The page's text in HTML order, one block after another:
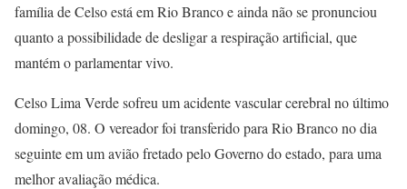
família de Celso está em Rio Branco e ainda não se pronunciou
quanto a possibilidade de desligar a respiração artificial, que
mantém o parlamentar vivo.
Celso Lima Verde sofreu um acidente vascular cerebral no último
domingo, 08. O vereador foi transferido para Rio Branco no dia
seguinte em um avião fretado pelo Governo do estado, para uma
melhor avaliação médica.